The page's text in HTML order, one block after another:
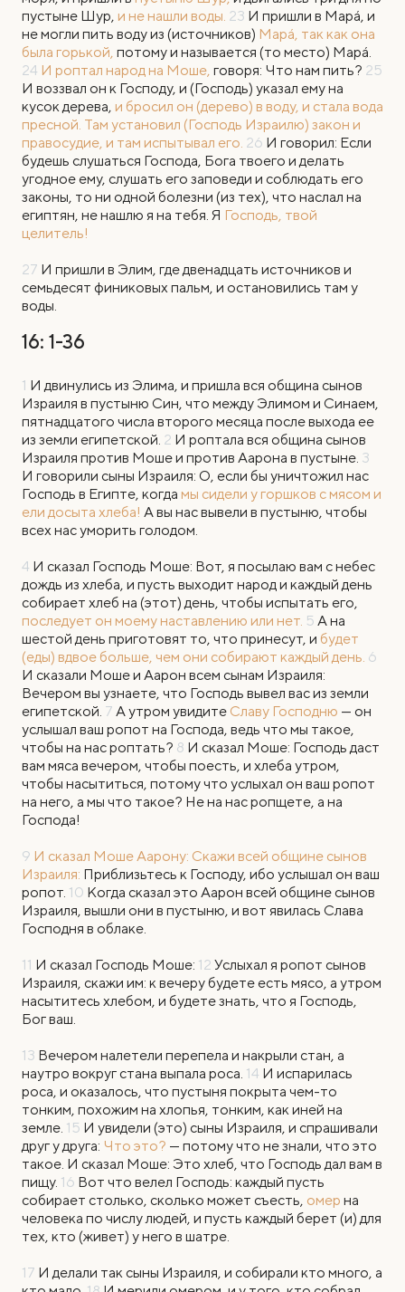
пустыне Шур, и не нашли воды. 23 И пришли в Марá, и
не могли пить воду из (источников) Марá, так как она
была горькой, потому и называется (то место) Марá.
24 И роптал народ на Моше, говоря: Что нам пить? 25
И воззвал он к Господу, и (Господь) указал ему на
кусок дерева, и бросил он (дерево) в воду, и стала вода
пресной. Там установил (Господь Израилю) закон и
правосудие, и там испытывал его. 26 И говорил: Если
будешь слушаться Господа, Бога твоего и делать
угодное ему, слушать его заповеди и соблюдать его
законы, то ни одной болезни (из тех), что наслал на
египтян, не нашлю я на тебя. Я Господь, твой
целитель!
27 И пришли в Элим, где двенадцать источников и
семьдесят финиковых пальм, и остановились там у
воды.
16: 1-36
1 И двинулись из Элима, и пришла вся община сынов
Израиля в пустыню Син, что между Элимом и Синаем,
пятнадцатого числа второго месяца после выхода ее
из земли египетской. 2 И роптала вся община сынов
Израиля против Моше и против Аарона в пустыне. 3
И говорили сыны Израиля: О, если бы уничтожил нас
Господь в Египте, когда мы сидели у горшков с мясом и
ели досыта хлеба! А вы нас вывели в пустыню, чтобы
всех нас уморить голодом.
4 И сказал Господь Моше: Вот, я посылаю вам с небес
дождь из хлеба, и пусть выходит народ и каждый день
собирает хлеб на (этот) день, чтобы испытать его,
последует он моему наставлению или нет. 5 А на
шестой день приготовят то, что принесут, и будет
(еды) вдвое больше, чем они собирают каждый день. 6
И сказали Моше и Аарон всем сынам Израиля:
Вечером вы узнаете, что Господь вывел вас из земли
египетской. 7 А утром увидите Славу Господню — он
услышал ваш ропот на Господа, ведь что мы такое,
чтобы на нас роптать? 8 И сказал Моше: Господь даст
вам мяса вечером, чтобы поесть, и хлеба утром,
чтобы насытиться, потому что услыхал он ваш ропот
на него, а мы что такое? Не на нас ропщете, а на
Господа!
9 И сказал Моше Аарону: Скажи всей общине сынов
Израиля: Приблизьтесь к Господу, ибо услышал он ваш
ропот. 10 Когда сказал это Аарон всей общине сынов
Израиля, вышли они в пустыню, и вот явилась Слава
Господня в облаке.
11 И сказал Господь Моше: 12 Услыхал я ропот сынов
Израиля, скажи им: к вечеру будете есть мясо, а утром
насытитесь хлебом, и будете знать, что я Господь,
Бог ваш.
13 Вечером налетели перепела и накрыли стан, а
наутро вокруг стана выпала роса. 14 И испарилась
роса, и оказалось, что пустыня покрыта чем-то
тонким, похожим на хлопья, тонким, как иней на
земле. 15 И увидели (это) сыны Израиля, и спрашивали
друг у друга: Что это? — потому что не знали, что это
такое. И сказал Моше: Это хлеб, что Господь дал вам в
пищу. 16 Вот что велел Господь: каждый пусть
собирает столько, сколько может съесть, омер на
человека по числу людей, и пусть каждый берет (и) для
тех, кто (живет) у него в шатре.
17 И делали так сыны Израиля, и собирали кто много, а